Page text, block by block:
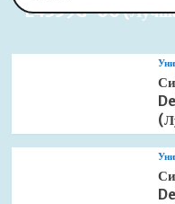
(Лучшая
E4359G-00